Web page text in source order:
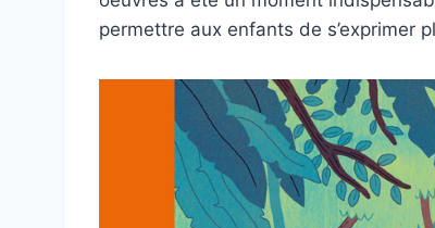
permettre aux enfants de s’exprimer